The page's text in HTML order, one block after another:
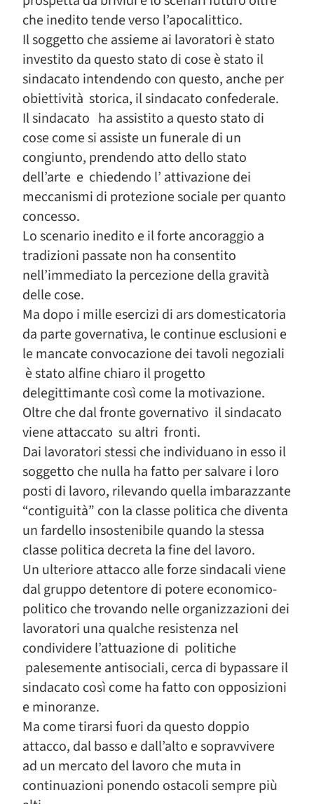
che inedito tende verso l’apocalittico.
Il soggetto che assieme ai lavoratori è stato
investito da questo stato di cose è stato il
sindacato intendendo con questo, anche per
obiettività storica, il sindacato confederale.
Il sindacato ha assistito a questo stato di
cose come si assiste un funerale di un
congiunto, prendendo atto dello stato
dell’arte e chiedendo l’ attivazione dei
meccanismi di protezione sociale per quanto
concesso.
Lo scenario inedito e il forte ancoraggio a
tradizioni passate non ha consentito
nell’immediato la percezione della gravità
delle cose.
Ma dopo i mille esercizi di ars domesticatoria
da parte governativa, le continue esclusioni e
le mancate convocazione dei tavoli negoziali
è stato alfine chiaro il progetto
delegittimante così come la motivazione.
Oltre che dal fronte governativo il sindacato
viene attaccato su altri fronti.
Dai lavoratori stessi che individuano in esso il
soggetto che nulla ha fatto per salvare i loro
posti di lavoro, rilevando quella imbarazzante
“contiguità” con la classe politica che diventa
un fardello insostenibile quando la stessa
classe politica decreta la fine del lavoro.
Un ulteriore attacco alle forze sindacali viene
dal gruppo detentore di potere economico-
politico che trovando nelle organizzazioni dei
lavoratori una qualche resistenza nel
condividere l’attuazione di politiche
palesemente antisociali, cerca di bypassare il
sindacato così come ha fatto con opposizioni
e minoranze.
Ma come tirarsi fuori da questo doppio
attacco, dal basso e dall’alto e sopravvivere
ad un mercato del lavoro che muta in
continuazioni ponendo ostacoli sempre più